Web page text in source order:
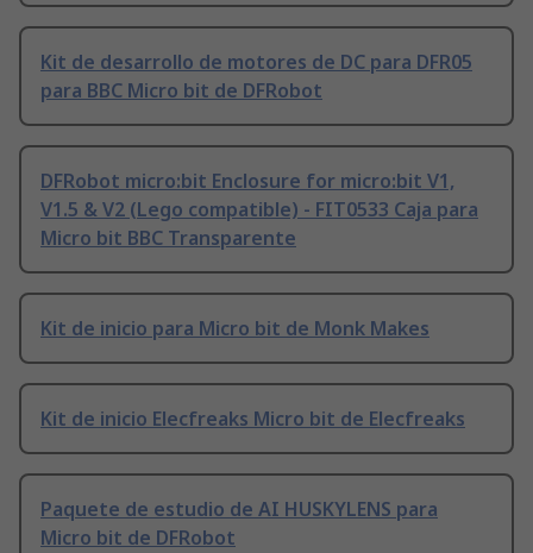
Kit de desarrollo de motores de DC para DFR05
para BBC Micro bit de DFRobot
DFRobot micro:bit Enclosure for micro:bit V1,
V1.5 & V2 (Lego compatible) - FIT0533 Caja para
Micro bit BBC Transparente
Kit de inicio para Micro bit de Monk Makes
Kit de inicio Elecfreaks Micro bit de Elecfreaks
Paquete de estudio de AI HUSKYLENS para
Micro bit de DFRobot